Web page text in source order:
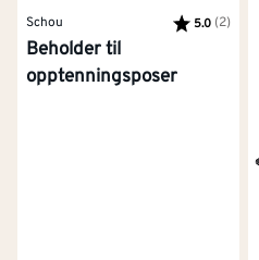
Schou Karakter:
5.0 (2)
Beholder til
opptenningsposer